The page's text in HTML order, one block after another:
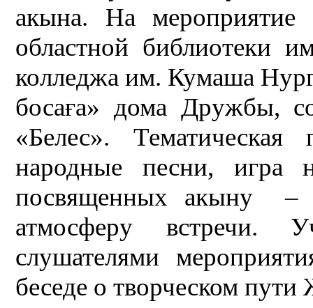
акына. На мероприятие
областной библиотеки
колледжа им. Кумаша
босаға» дома Дружбы,
«Белес».
народные песни, игра
посвященных акыну –
атмосферу встречи.
слушателями
беседе о творческом